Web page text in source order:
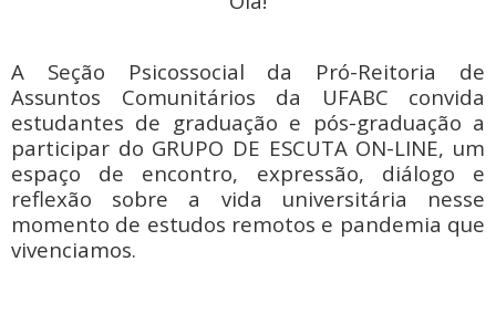
A Seção Psicossocial da Pró-Reitoria de
Assuntos Comunitários da UFABC convida
estudantes de graduação e pós-graduação a
participar do GRUPO DE ESCUTA ON-LINE, um
espaço de encontro, expressão, diálogo e
reflexão sobre a vida universitária nesse
momento de estudos remotos e pandemia que
vivenciamos.